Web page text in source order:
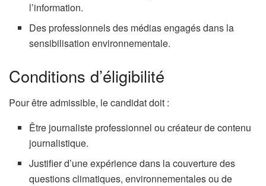
l’information.
Des professionnels des médias engagés dans la
sensibilisation environnementale.
Conditions d’éligibilité
Pour être admissible, le candidat doit :
Être journaliste professionnel ou créateur de contenu
journalistique.
Justifier d’une expérience dans la couverture des
questions climatiques, environnementales ou de